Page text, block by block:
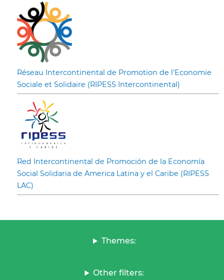
Réseau Intercontinental de Promotion de l’Economie
Sociale et Solidaire (RIPESS Intercontinental)
Red Intercontinental de Promoción de la Economía
Social Solidaria de America Latina y el Caribe (RIPESS
LAC)
Themes:
Other filters: